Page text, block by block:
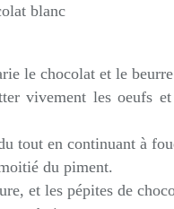
blanc
le chocolat et le
vivement les oeufs
tout en continuant à
du piment.
et les pépites de